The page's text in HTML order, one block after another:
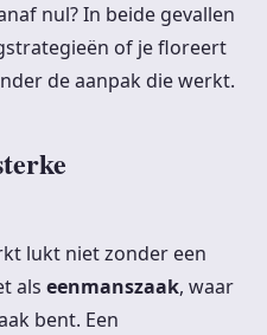
nul? In beide gevallen
of je floreert
de aanpak die werkt.
lukt niet zonder een
als eenmanszaak, waar
bent. Een